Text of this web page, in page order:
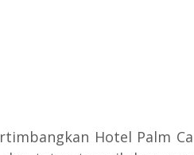
Hotel Palm